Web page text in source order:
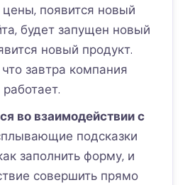
появится новый
будет запущен новый
новый продукт.
завтра компания
во взаимодействии с
подсказки
заполнить форму, и
совершить прямо